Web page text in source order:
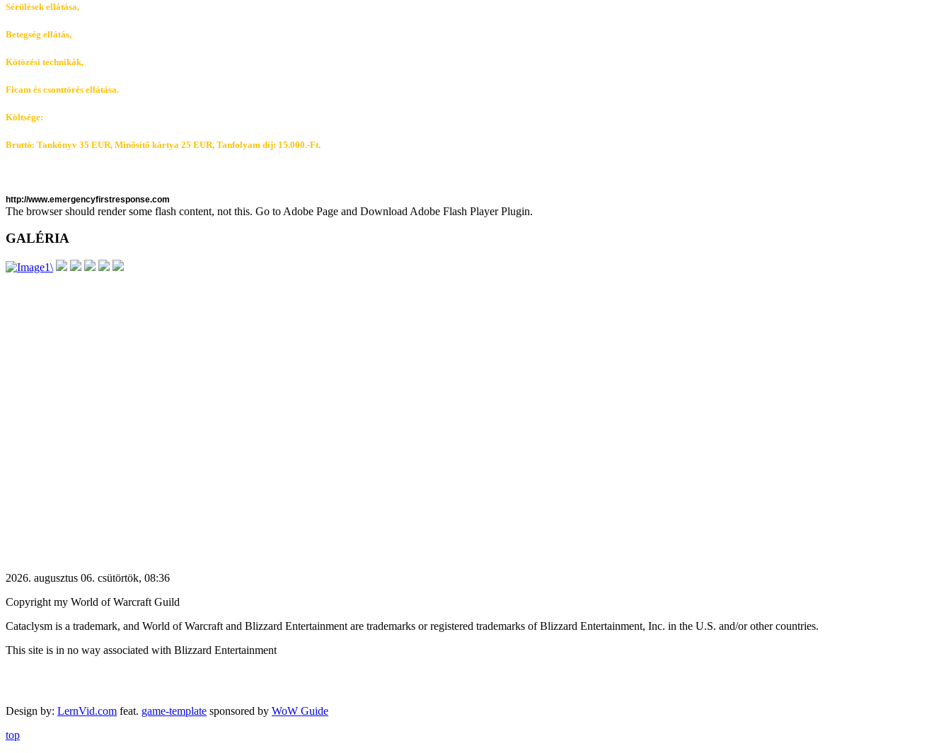
Sérülések ellátása,
Betegség ellátás,
Kötözési technikák,
Ficam és csonttörés ellátása.
Költsége:
Bruttó: Tankönyv 35 EUR, Minősítő kártya 25 EUR, Tanfolyam díj: 15.000.-Ft.
http://www.emergencyfirstresponse.com
The browser should render some flash content, not this. Go to Adobe Page and Download Adobe Flash Player Plugin.
GALÉRIA
2026. augusztus 06. csütörtök, 08:36
Copyright my World of Warcraft Guild
Cataclysm is a trademark, and World of Warcraft and Blizzard Entertainment are trademarks or registered trademarks of Blizzard Entertainment, Inc. in the U.S. and/or other countries.
This site is in no way associated with Blizzard Entertainment
Design by: LernVid.com feat. game-template sponsored by WoW Guide
top